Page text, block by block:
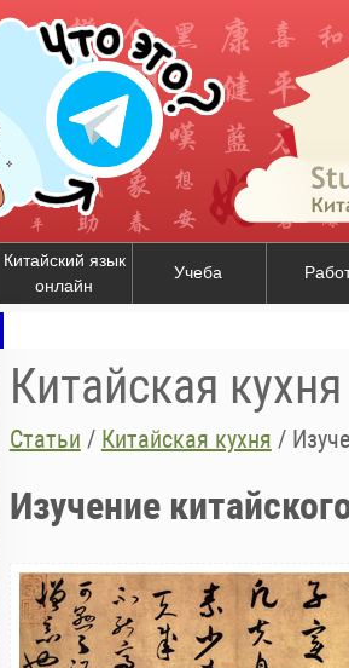
Китайский язык
онлайн
Учеба
Китайская кухня
Статьи / Китайская кухня /
Изучение